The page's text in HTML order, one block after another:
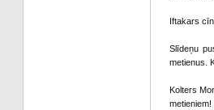
Iftakars
Slīdeņu
metienus.
Kolters
metieniem!